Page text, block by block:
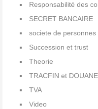
Responsabilité des
SECRET BANCAIRE
societe de personnes
Succession et trust
Theorie
TRACFIN et
TVA
Video